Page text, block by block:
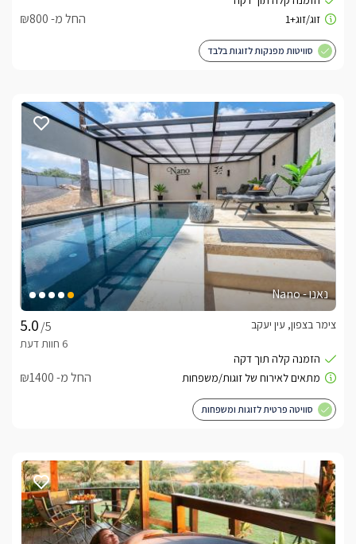
החל מ- ₪800
סוויטות מפנקות לזוגות בלבד
נאנו - Nano
/5
צימר בצפון, עין יעקב
החל מ- ₪1400
סוויטה פרטית לזוגות ומשפחות